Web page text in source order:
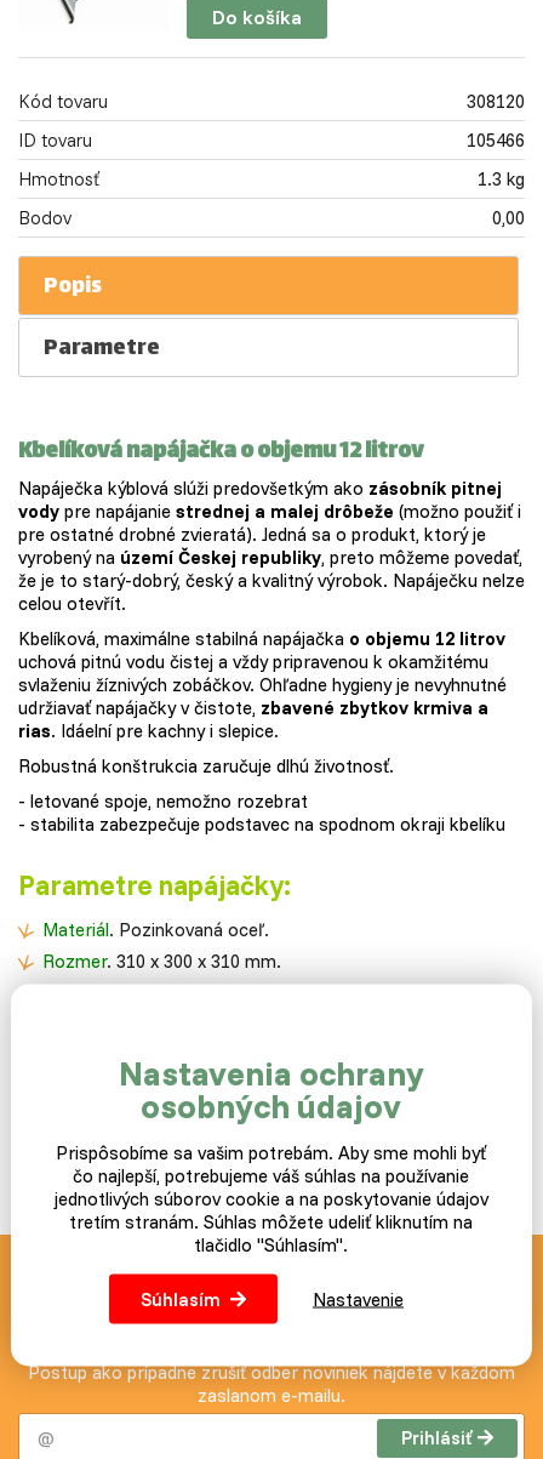
Do košíka
Kód tovaru
308120
ID tovaru
105466
Hmotnosť
1.3 kg
Bodov
0,00
Popis
Parametre
Kbelíková napájačka o objemu 12 litrov
Napáječka kýblová slúži predovšetkým ako zásobník pitnej
vody pre napájanie strednej a malej drôbeže (možno použiť i
pre ostatné drobné zvieratá). Jedná sa o produkt, ktorý je
vyrobený na území Českej republiky, preto môžeme povedať,
že je to starý-dobrý, český a kvalitný výrobok. Napáječku nelze
celou otevřít.
Kbelíková, maximálne stabilná napájačka o objemu 12 litrov
uchová pitnú vodu čistej a vždy pripravenou k okamžitému
svlaženiu žíznivých zobáčkov. Ohľadne hygieny je nevyhnutné
udržiavať napájačky v čistote, zbavené zbytkov krmiva a
rias. Idáelní pre kachny i slepice.
Robustná konštrukcia zaručuje dlhú životnosť.
- letované spoje, nemožno rozebrat
- stabilita zabezpečuje podstavec na spodnom okraji kbelíku
Parametre napájačky:
Materiál. Pozinkovaná oceľ.
Rozmer. 310 x 300 x 310 mm.
Novinky a akcie zasielame
zdarma
Postup ako prípadne zrušiť odber noviniek nájdete v každom
zaslanom e-mailu.
Prihlásiť
Nastavenia ochrany
osobných údajov
Prispôsobíme sa vašim potrebám. Aby sme mohli byť
čo najlepší, potrebujeme váš súhlas na používanie
jednotlivých súborov cookie a na poskytovanie údajov
tretím stranám. Súhlas môžete udeliť kliknutím na
tlačidlo "Súhlasím".
Súhlasím Nastavenie